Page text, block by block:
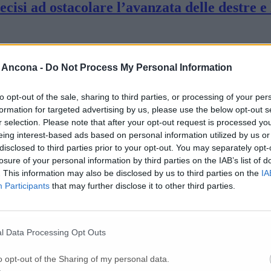
- Do Not Process My Personal Information
opt-out of the sale, sharing to third parties, or processing of your
for targeted advertising by us, please use the below opt-out
selection. Please note that after your opt-out request is processed
interest-based ads based on personal information utilized by us
to third parties prior to your opt-out. You may separately
of your personal information by third parties on the IAB’s list of
This information may also be disclosed by us to third parties on the
Participants that may further disclose it to other third parties.
Data Processing Opt Outs
opt-out of the Sharing of my personal data.
ad ostacolare l’avanzata delle destre
Osimo Futura: «Uno spreco non trovare
arginare i futuri eventi calamitosi»
le Liste civiche a confronto con gli
di quartiere di Osimo, preludio alle
unica occasione per essere